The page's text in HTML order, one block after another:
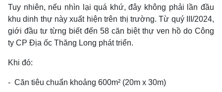
Tuy nhiên, nếu nhìn lại quá khứ, đây không phải lần đầu
khu dinh thự này xuất hiện trên thị trường. Từ quý III/2024,
giới đầu tư từng biết đến 58 căn biệt thự ven hồ do Công
ty CP Địa ốc Thăng Long phát triển.
Khi đó:
- Căn tiêu chuẩn khoảng 600m² (20m x 30m)